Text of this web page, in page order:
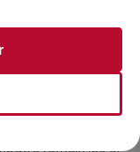
» INVESTIT